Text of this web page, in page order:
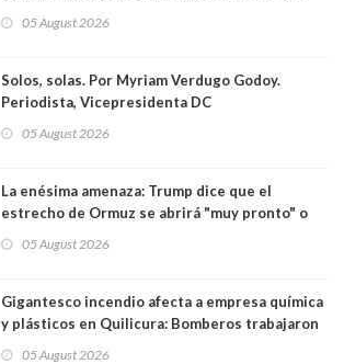
05 August 2026
Solos, solas. Por Myriam Verdugo Godoy.
Periodista, Vicepresidenta DC
05 August 2026
La enésima amenaza: Trump dice que el
estrecho de Ormuz se abrirá "muy pronto" o
05 August 2026
Gigantesco incendio afecta a empresa química
y plásticos en Quilicura: Bomberos trabajaron
05 August 2026